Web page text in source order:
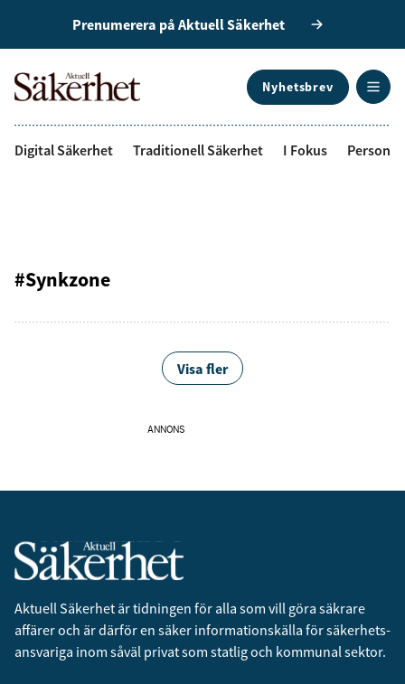
Prenumerera på Aktuell Säkerhet
Nyhetsbrev
Digital Säkerhet Traditionell Säkerhet I Fokus
#Synkzone
Visa fler
ANNONS
Aktuell Säkerhet är tidningen för alla som vill göra säkrare
affärer och är därför en säker informationskälla för säkerhets­
ansvariga inom såväl privat som statlig och kommunal sektor.